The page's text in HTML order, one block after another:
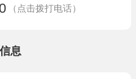
（点击拨打电话）
息